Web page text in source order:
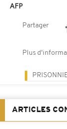
AFP
Partager
Plus
ARTICLES